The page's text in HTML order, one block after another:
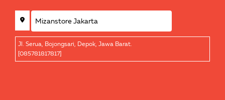
Jl. Serua, Bojongsari, Depok, Jawa Barat.
[085781817817]